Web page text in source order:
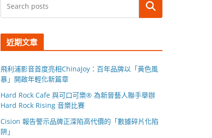
搜尋
近期文章
飛利浦影音首度亮相ChinaJoy：百年品牌以「黃色風
暴」開啟年輕化新篇章
Hard Rock Cafe 與可口可樂® 為新晉藝人聯手舉辦
Hard Rock Rising 音樂比賽
Cision 報告警示品牌正深陷高代價的「數據碎片化陷
阱」